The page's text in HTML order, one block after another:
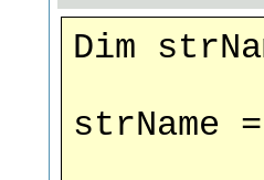
Dim
strName